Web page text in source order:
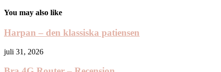
You may also like
Harpan – den klassiska patiensen
juli 31, 2026